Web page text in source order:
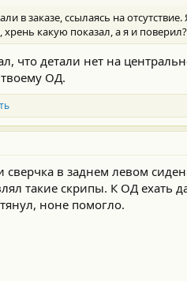
в заказе, ссылаясь на
какую показал, а я и поверил?
что детали нет на
ОД.
сверчка в заднем левом
такие скрипы. К ОД ехать
ноне помогло.